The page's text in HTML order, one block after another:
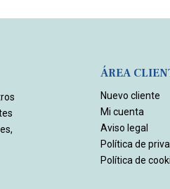
ÁREA
Nuevo cliente
Mi cuenta
Aviso legal
Política de
Política de